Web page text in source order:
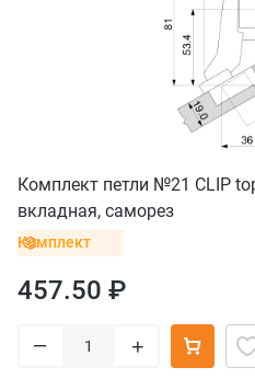
Комплект петли №21 CLIP
вкладная, саморез
Комплект
457.50 ₽
– +